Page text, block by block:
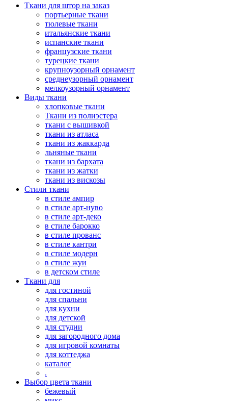
Ткани для штор на заказ
портьерные ткани
тюлевые ткани
итальянские ткани
испанские ткани
французские ткани
турецкие ткани
крупноузорный орнамент
среднеузорный орнамент
мелкоузорный орнамент
Виды ткани
хлопковые ткани
Ткани из полиэстера
ткани с вышивкой
ткани из атласа
ткани из жаккарда
льняные ткани
ткани из бархата
ткани из жатки
ткани из вискозы
Стили ткани
в стиле ампир
в стиле арт-нуво
в стиле арт-деко
в стиле барокко
в стиле прованс
в стиле кантри
в стиле модерн
в стиле жуи
в детском стиле
Ткани для
для гостиной
для спальни
для кухни
для детской
для студии
для загородного дома
для игровой комнаты
для коттеджа
каталог
.
Выбор цвета ткани
бежевый